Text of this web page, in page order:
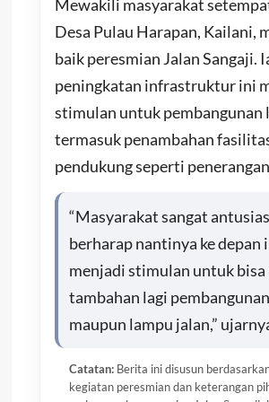
Mewakili masyarakat
Desa Pulau Harapan, Kailani,
baik peresmian Jalan Sangaji.
peningkatan infrastruktur ini
stimulan untuk pembangunan
termasuk penambahan
pendukung seperti
“Masyarakat sangat
berharap nantinya ke depan
menjadi stimulan untuk bisa
tambahan lagi
maupun lampu jalan,”
Catatan:Berita ini disusun
kegiatan peresmian dan keterangan